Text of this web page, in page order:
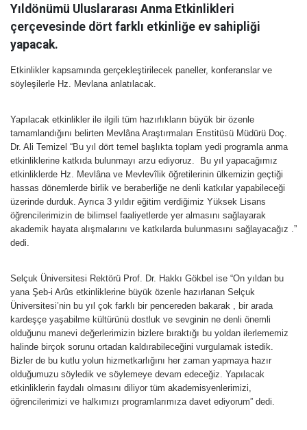
Yıldönümü Uluslararası Anma Etkinlikleri
çerçevesinde dört farklı etkinliğe ev sahipliği
yapacak.
Etkinlikler kapsamında gerçekleştirilecek paneller, konferanslar ve
söyleşilerle Hz. Mevlana anlatılacak.
Yapılacak etkinlikler ile ilgili tüm hazırlıkların büyük bir özenle
tamamlandığını belirten Mevlâna Araştırmaları Enstitüsü Müdürü Doç.
Dr. Ali Temizel “Bu yıl dört temel başlıkta toplam yedi programla anma
etkinliklerine katkıda bulunmayı arzu ediyoruz. Bu yıl yapacağımız
etkinliklerde Hz. Mevlâna ve Mevlevîlik öğretilerinin ülkemizin geçtiği
hassas dönemlerde birlik ve beraberliğe ne denli katkılar yapabileceği
üzerinde durduk. Ayrıca 3 yıldır eğitim verdiğimiz Yüksek Lisans
öğrencilerimizin de bilimsel faaliyetlerde yer almasını sağlayarak
akademik hayata alışmalarını ve katkılarda bulunmasını sağlayacağız .”
dedi.
Selçuk Üniversitesi Rektörü Prof. Dr. Hakkı Gökbel ise “On yıldan bu
yana Şeb-i Arûs etkinliklerine büyük özenle hazırlanan Selçuk
Üniversitesi’nin bu yıl çok farklı bir pencereden bakarak , bir arada
kardeşçe yaşabilme kültürünü dostluk ve sevginin ne denli önemli
olduğunu manevi değerlerimizin bizlere bıraktığı bu yoldan ilerlememiz
halinde birçok sorunu ortadan kaldırabileceğini vurgulamak istedik.
Bizler de bu kutlu yolun hizmetkarlığını her zaman yapmaya hazır
olduğumuzu söyledik ve söylemeye devam edeceğiz. Yapılacak
etkinliklerin faydalı olmasını diliyor tüm akademisyenlerimizi,
öğrencilerimizi ve halkımızı programlarımıza davet ediyorum” dedi.